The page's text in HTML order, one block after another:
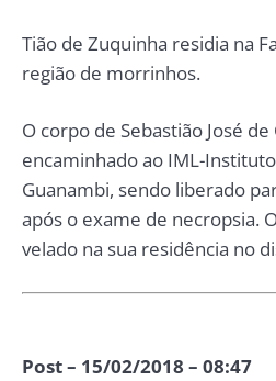
Tião de Zuquinha residia na
região de morrinhos.
O corpo de Sebastião José
encaminhado ao IML-
Guanambi, sendo liberado
após o exame de necropsia.
velado na sua residência no
Post – 15/02/2018 – 08:47